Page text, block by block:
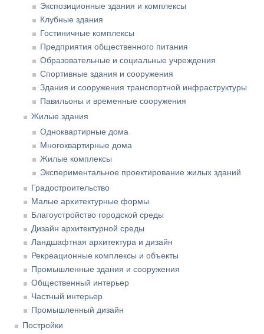
Экспозиционные здания и комплексы
Клубные здания
Гостиничные комплексы
Предприятия общественного питания
Образовательные и социальные учреждения
Спортивные здания и сооружения
Здания и сооружения транспортной инфраструктуры
Павильоны и временные сооружения
Жилые здания
Одноквартирные дома
Многоквартирные дома
Жилые комплексы
Экспериментальное проектирование жилых зданий
Градостроительство
Малые архитектурные формы
Благоустройство городской среды
Дизайн архитектурной среды
Ландшафтная архитектура и дизайн
Рекреационные комплексы и объекты
Промышленные здания и сооружения
Общественный интерьер
Частный интерьер
Промышленный дизайн
Постройки